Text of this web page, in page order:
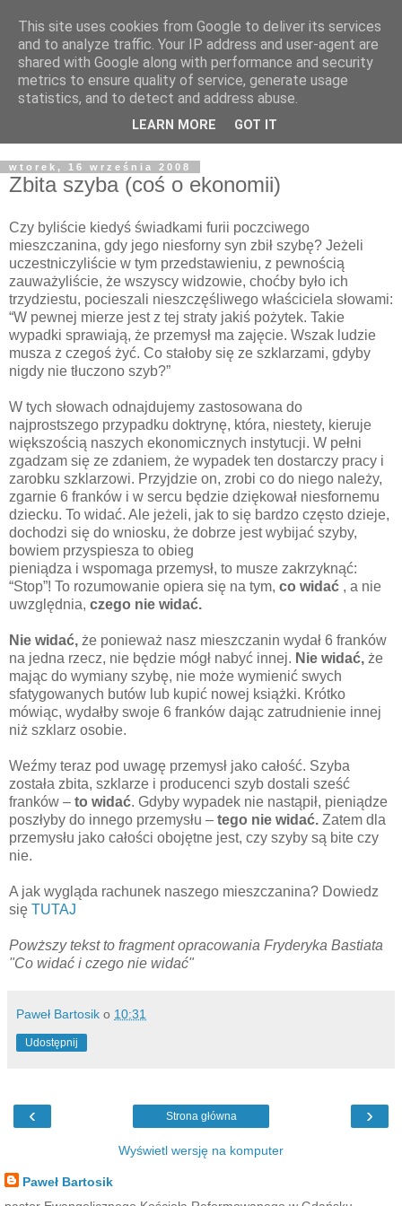
Żyjąc wiarą w REALNYM
świecie
Blog pastora Pawła Bartosika
wtorek, 16 września 2008
Zbita szyba (coś o ekonomii)
Czy byliście kiedyś świadkami furii poczciwego
mieszczanina, gdy jego niesforny syn zbił szybę? Jeżeli
uczestniczyliście w tym przedstawieniu, z pewnością
zauważyliście, że wszyscy widzowie, choćby było ich
trzydziestu, pocieszali nieszczęśliwego właściciela słowami:
“W pewnej mierze jest z tej straty jakiś pożytek. Takie
wypadki sprawiają, że przemysł ma zajęcie. Wszak ludzie
musza z czegoś żyć. Co stałoby się ze szklarzami, gdyby
nigdy nie tłuczono szyb?”
W tych słowach odnajdujemy zastosowana do
najprostszego przypadku doktrynę, która, niestety, kieruje
większością naszych ekonomicznych instytucji. W pełni
zgadzam się ze zdaniem, że wypadek ten dostarczy pracy i
zarobku szklarzowi. Przyjdzie on, zrobi co do niego należy,
zgarnie 6 franków i w sercu będzie dziękował niesfornemu
dziecku. To widać. Ale jeżeli, jak to się bardzo często dzieje,
dochodzi się do wniosku, że dobrze jest wybijać szyby,
bowiem przyspiesza to obieg
pieniądza i wspomaga przemysł, to musze zakrzyknąć:
“Stop”! To rozumowanie opiera się na tym, co widać , a nie
uwzględnia, czego nie widać.
Nie widać, że ponieważ nasz mieszczanin wydał 6 franków
na jedna rzecz, nie będzie mógł nabyć innej. Nie widać, że
mając do wymiany szybę, nie może wymienić swych
sfatygowanych butów lub kupić nowej książki. Krótko
mówiąc, wydałby swoje 6 franków dając zatrudnienie innej
niż szklarz osobie.
Weźmy teraz pod uwagę przemysł jako całość. Szyba
została zbita, szklarze i producenci szyb dostali sześć
franków – to widać. Gdyby wypadek nie nastąpił, pieniądze
poszłyby do innego przemysłu – tego nie widać. Zatem dla
przemysłu jako całości obojętne jest, czy szyby są bite czy
nie.
A jak wygląda rachunek naszego mieszczanina? Dowiedz
się TUTAJ
Powższy tekst to fragment opracowania Fryderyka Bastiata
"Co widać i czego nie widać"
Paweł Bartosik o 10:31
Udostępnij
‹ ›
Strona główna
Wyświetl wersję na komputer
Paweł Bartosik
This site uses cookies from Google to deliver its services
and to analyze traffic. Your IP address and user-agent are
shared with Google along with performance and security
metrics to ensure quality of service, generate usage
statistics, and to detect and address abuse.
LEARN MORE GOT IT